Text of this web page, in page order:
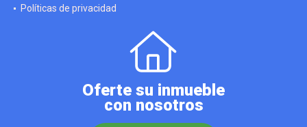
Políticas de privacidad
Oferte su inmueble
con nosotros